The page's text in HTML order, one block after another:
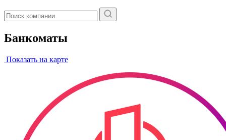
Банкоматы
Показать на карте